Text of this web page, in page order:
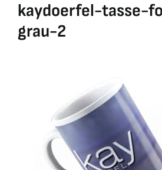
Geschenk-Gutscheine
kaydoerfel-tasse-
grau-2